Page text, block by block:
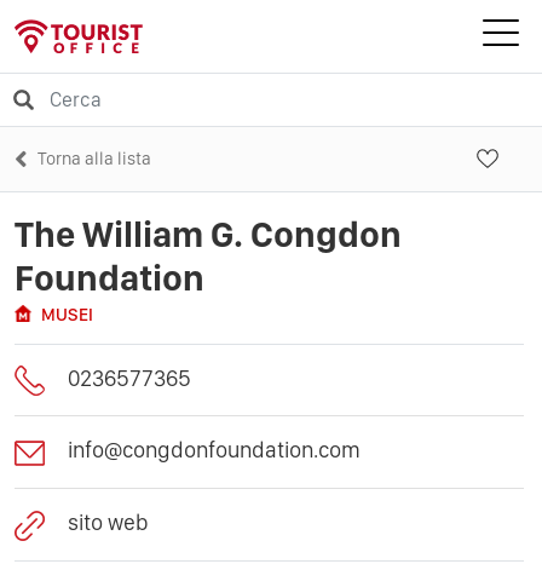
Torna alla lista
The William G. Congdon
Foundation
MUSEI
0236577365
info@congdonfoundation.com
sito web